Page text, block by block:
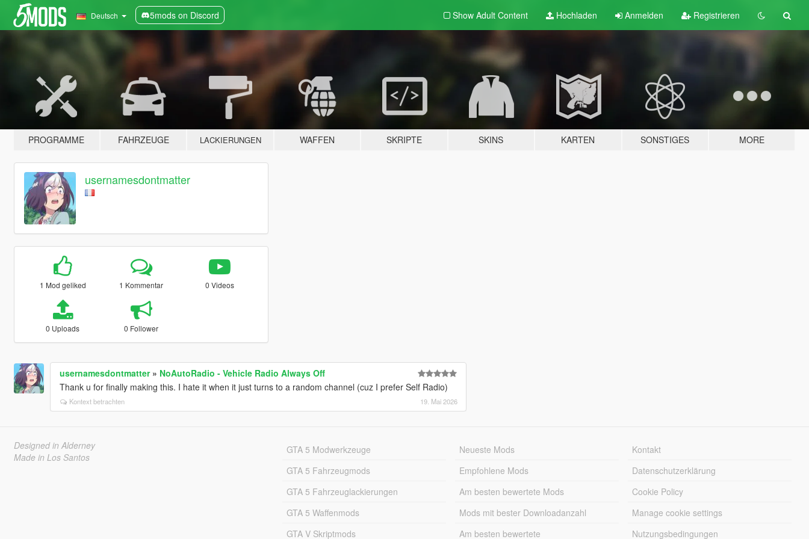
Deutsch 5mods on Discord Show Adult Content Hochladen Anmelden Registrieren
PROGRAMME FAHRZEUGE LACKIERUNGEN WAFFEN SKRIPTE SKINS KARTEN SONSTIGES MORE
usernamesdontmatter
1 Mod geliked 1 Kommentar 0 Videos
0 Uploads 0 Follower
usernamesdontmatter» NoAutoRadio - Vehicle Radio Always Off
Thank u for finally making this. I hate it when it just turns to a random channel (cuz I prefer Self Radio)
Kontext betrachten 19. Mai 2026
Designed in Alderney
Made in Los Santos
GTA 5 Modwerkzeuge
GTA 5 Fahrzeugmods
GTA 5 Fahrzeuglackierungen
GTA 5 Waffenmods
GTA V Skriptmods
Neueste Mods
Empfohlene Mods
Am besten bewertete Mods
Mods mit bester Downloadanzahl
Am besten bewertete
Kontakt
Datenschutzerklärung
Cookie Policy
Manage cookie settings
Nutzungsbedingungen